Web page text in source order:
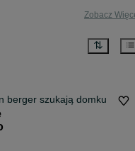
Zobacz
berger szukają domku